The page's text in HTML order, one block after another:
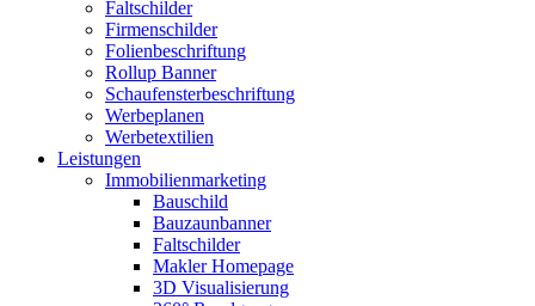
Faltschilder
Firmenschilder
Folienbeschriftung
Rollup Banner
Schaufensterbeschriftung
Werbeplanen
Werbetextilien
Leistungen
Immobilienmarketing
Bauschild
Bauzaunbanner
Faltschilder
Makler Homepage
3D Visualisierung